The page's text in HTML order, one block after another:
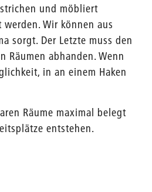
und möbliert
Wir können aus
sorgt. Der Letzte muss den
Räumen abhanden. Wenn
in an einem Haken
Räume maximal belegt
entstehen.